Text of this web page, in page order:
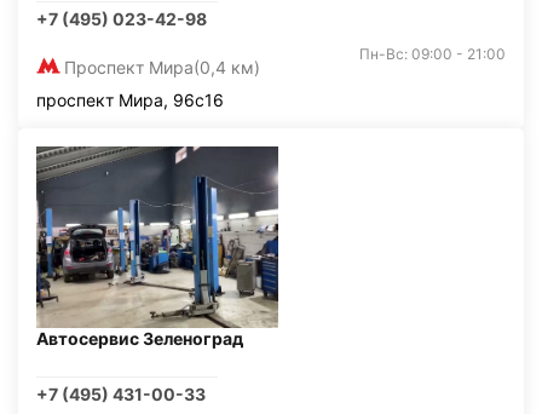
+7 (495) 023-42-98
Проспект Мира(0,4 км)
Пн-Вс: 09:00 - 21:00
проспект Мира, 96с16
Автосервис Зеленоград
+7 (495) 431-00-33